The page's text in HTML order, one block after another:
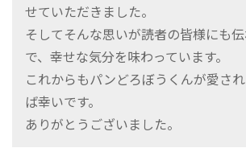
せていただきました。
そしてそんな思いが読者の皆様にも
で、幸せな気分を味わっています。
これからもパンどろぼうくんが愛さ
ば幸いです。
ありがとうございました。